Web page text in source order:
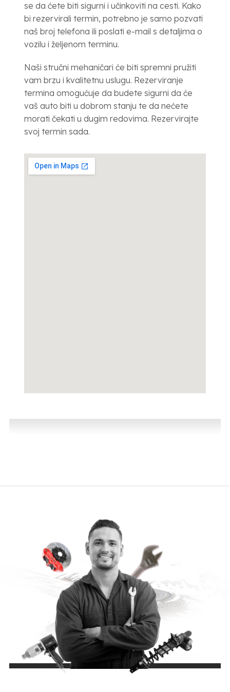
se da ćete biti sigurni i učinkoviti na cesti. Kako
bi rezervirali termin, potrebno je samo pozvati
naš broj telefona ili poslati e-mail s detaljima o
vozilu i željenom terminu.
Naši stručni mehaničari će biti spremni pružiti
vam brzu i kvalitetnu uslugu. Rezerviranje
termina omogućuje da budete sigurni da će
vaš auto biti u dobrom stanju te da nećete
morati čekati u dugim redovima. Rezervirajte
svoj termin sada.